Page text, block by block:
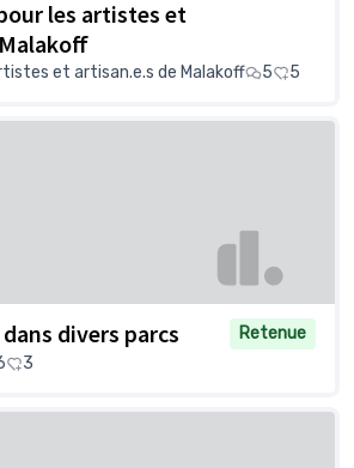
les artistes et
et artisan.e.s de Malakoff 5 5
divers parcs
Retenue
3